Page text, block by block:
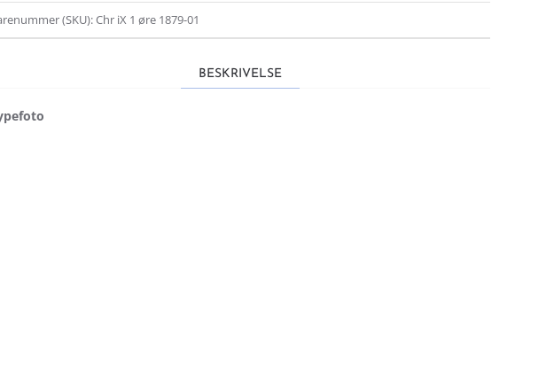
(SKU):Chr iX 1 øre 1879-01
BESKRIVELSE